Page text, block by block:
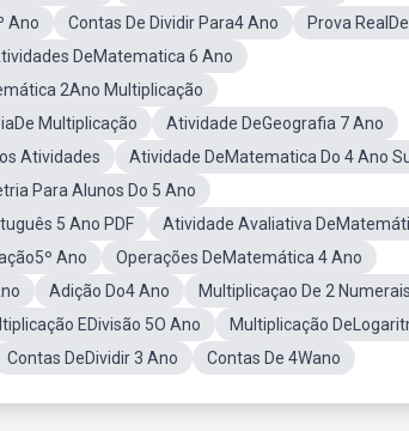
Ano Contas De Dividir Para4 Ano
Prova
DeMatematica 6 Ano
2Ano Multiplicação
Multiplicação
Atividade DeGeografia 7 Ano
Atividades
Atividade DeMatematica Do 4 Ano
Para Alunos Do 5 Ano
5 Ano PDF
Atividade Avaliativa
Ano
Operações DeMatemática 4 Ano
Adição Do4 Ano
Multiplicaçao De 2
EDivisão 5O Ano
Multiplicação
Contas DeDividir 3 Ano Contas De 4Wano